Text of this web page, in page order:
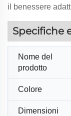
il benessere
Specifiche
Nome del
prodotto
Colore
Dimensioni